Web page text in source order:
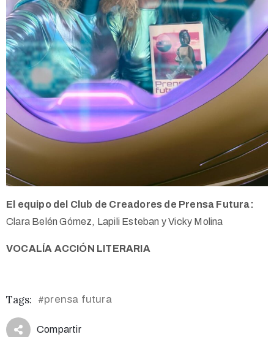
El equipo del Club de Creadores de Prensa Futura:
Clara Belén Gómez, Lapili Esteban y Vicky Molina
VOCALÍA ACCIÓN LITERARIA
Tags: #prensa futura
Compartir